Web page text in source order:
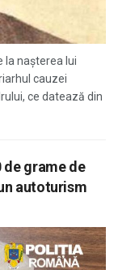
la nașterea lui
cauzei
ce datează din
de grame de
autoturism